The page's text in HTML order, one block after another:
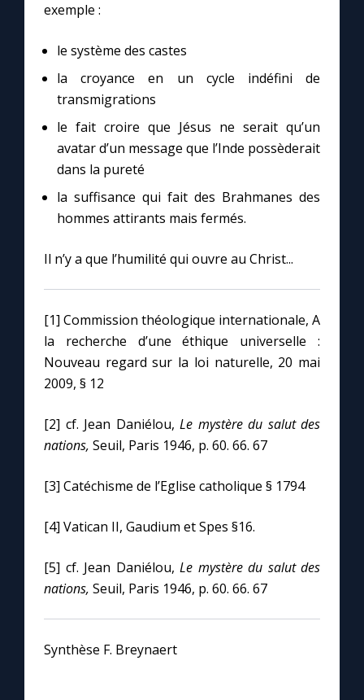
exemple :
le système des castes
la croyance en un cycle indéfini de
transmigrations
le fait croire que Jésus ne serait qu’un
avatar d’un message que l’Inde possèderait
dans la pureté
la suffisance qui fait des Brahmanes des
hommes attirants mais fermés.
Il n’y a que l’humilité qui ouvre au Christ...
[1] Commission théologique internationale, A
la recherche d’une éthique universelle :
Nouveau regard sur la loi naturelle, 20 mai
2009, § 12
[2] cf. Jean Daniélou, Le mystère du salut des
nations, Seuil, Paris 1946, p. 60. 66. 67
[3] Catéchisme de l’Eglise catholique § 1794
[4] Vatican II, Gaudium et Spes §16.
[5] cf. Jean Daniélou, Le mystère du salut des
nations, Seuil, Paris 1946, p. 60. 66. 67
Synthèse F. Breynaert